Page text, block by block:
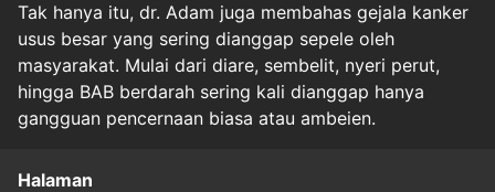
Tak hanya itu, dr. Adam juga membahas gejala kanker
usus besar yang sering dianggap sepele oleh
masyarakat. Mulai dari diare, sembelit, nyeri perut,
hingga BAB berdarah sering kali dianggap hanya
gangguan pencernaan biasa atau ambeien.
Halaman